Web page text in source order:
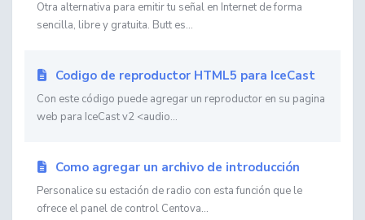
Otra alternativa para emitir tu señal en Internet de forma
sencilla, libre y gratuita. Butt es...
Codigo de reproductor HTML5 para IceCast
Con este código puede agregar un reproductor en su pagina
web para IceCast v2 <audio...
Como agregar un archivo de introducción
Personalice su estación de radio con esta función que le
ofrece el panel de control Centova...